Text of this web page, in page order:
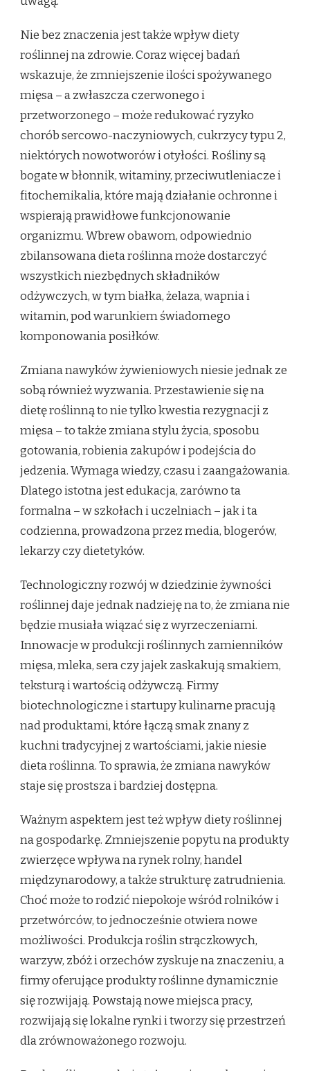
Nie bez znaczenia jest także wpływ diety
roślinnej na zdrowie. Coraz więcej badań
wskazuje, że zmniejszenie ilości spożywanego
mięsa – a zwłaszcza czerwonego i
przetworzonego – może redukować ryzyko
chorób sercowo-naczyniowych, cukrzycy typu 2,
niektórych nowotworów i otyłości. Rośliny są
bogate w błonnik, witaminy, przeciwutleniacze i
fitochemikalia, które mają działanie ochronne i
wspierają prawidłowe funkcjonowanie
organizmu. Wbrew obawom, odpowiednio
zbilansowana dieta roślinna może dostarczyć
wszystkich niezbędnych składników
odżywczych, w tym białka, żelaza, wapnia i
witamin, pod warunkiem świadomego
komponowania posiłków.
Zmiana nawyków żywieniowych niesie jednak ze
sobą również wyzwania. Przestawienie się na
dietę roślinną to nie tylko kwestia rezygnacji z
mięsa – to także zmiana stylu życia, sposobu
gotowania, robienia zakupów i podejścia do
jedzenia. Wymaga wiedzy, czasu i zaangażowania.
Dlatego istotna jest edukacja, zarówno ta
formalna – w szkołach i uczelniach – jak i ta
codzienna, prowadzona przez media, blogerów,
lekarzy czy dietetyków.
Technologiczny rozwój w dziedzinie żywności
roślinnej daje jednak nadzieję na to, że zmiana nie
będzie musiała wiązać się z wyrzeczeniami.
Innowacje w produkcji roślinnych zamienników
mięsa, mleka, sera czy jajek zaskakują smakiem,
teksturą i wartością odżywczą. Firmy
biotechnologiczne i startupy kulinarne pracują
nad produktami, które łączą smak znany z
kuchni tradycyjnej z wartościami, jakie niesie
dieta roślinna. To sprawia, że zmiana nawyków
staje się prostsza i bardziej dostępna.
Ważnym aspektem jest też wpływ diety roślinnej
na gospodarkę. Zmniejszenie popytu na produkty
zwierzęce wpływa na rynek rolny, handel
międzynarodowy, a także strukturę zatrudnienia.
Choć może to rodzić niepokoje wśród rolników i
przetwórców, to jednocześnie otwiera nowe
możliwości. Produkcja roślin strączkowych,
warzyw, zbóż i orzechów zyskuje na znaczeniu, a
firmy oferujące produkty roślinne dynamicznie
się rozwijają. Powstają nowe miejsca pracy,
rozwijają się lokalne rynki i tworzy się przestrzeń
dla zrównoważonego rozwoju.